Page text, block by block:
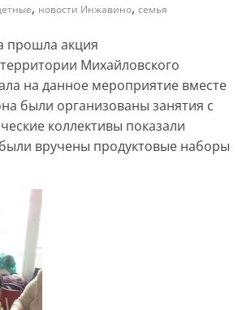
, новости Инжавино, семья
прошла акция
Михайловского
на данное мероприятие вместе
были организованы занятия с
коллективы показали
вручены продуктовые наборы